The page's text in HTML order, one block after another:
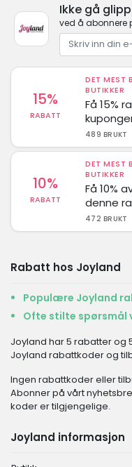
Ikke gå
ved å abonnere
15%
RABATT
DET MEST
BUTIKKER
Få 15%
489 BRUKT
10%
RABATT
DET MEST
BUTIKKER
Få 10%
denne
472 BRUKT
Rabatt hos Joyland
Populære Joyland
Ofte stilte spørsmål
Joyland har 5 rabatter og
Joyland rabattkoder og
Ingen rabattkoder eller
Abonner på vårt
koder er tilgjengelige.
Joyland informasjon